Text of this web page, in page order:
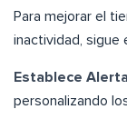
Para mejorar el
inactividad, sigue
Establece
personalizando